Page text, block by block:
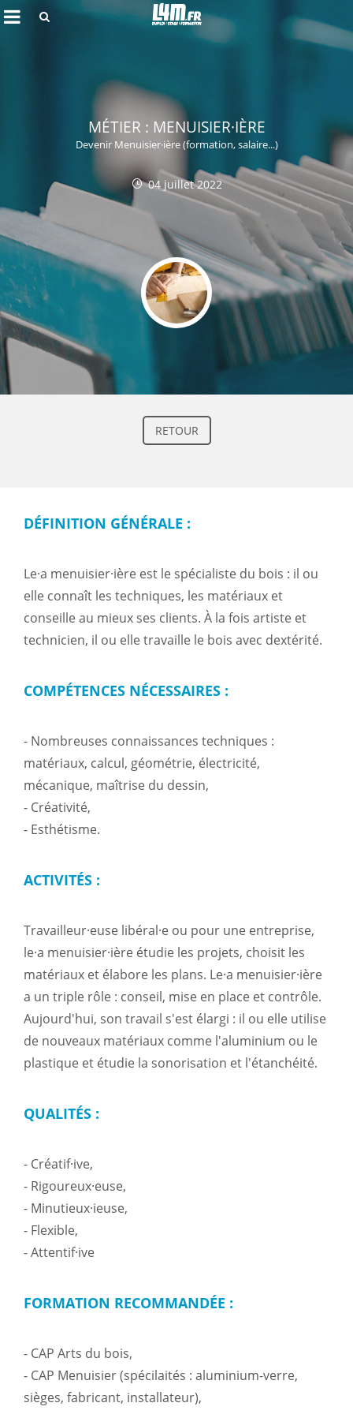
Annuler
RETOUR
MÉTIER : MENUISIER·IÈRE
Devenir Menuisier·ière (formation, salaire...)
04 juillet 2022
DÉFINITION GÉNÉRALE :
Le·a menuisier·ière est le spécialiste du bois : il ou
elle connaît les techniques, les matériaux et
conseille au mieux ses clients. À la fois artiste et
technicien, il ou elle travaille le bois avec dextérité.
COMPÉTENCES NÉCESSAIRES :
- Nombreuses connaissances techniques :
matériaux, calcul, géométrie, électricité,
mécanique, maîtrise du dessin,
- Créativité,
- Esthétisme.
ACTIVITÉS :
Travailleur·euse libéral·e ou pour une entreprise,
le·a menuisier·ière étudie les projets, choisit les
matériaux et élabore les plans. Le·a menuisier·ière
a un triple rôle : conseil, mise en place et contrôle.
Aujourd'hui, son travail s'est élargi : il ou elle utilise
de nouveaux matériaux comme l'aluminium ou le
plastique et étudie la sonorisation et l'étanchéité.
QUALITÉS :
- Créatif·ive,
- Rigoureux·euse,
- Minutieux·ieuse,
- Flexible,
- Attentif·ive
FORMATION RECOMMANDÉE :
- CAP Arts du bois,
- CAP Menuisier (spécilaités : aluminium-verre,
sièges, fabricant, installateur),